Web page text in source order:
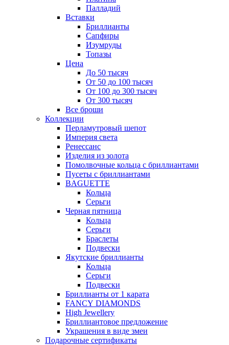
Палладий
Вставки
Бриллианты
Сапфиры
Изумруды
Топазы
Цена
До 50 тысяч
От 50 до 100 тысяч
От 100 до 300 тысяч
От 300 тысяч
Все броши
Коллекции
Перламутровый шепот
Империя света
Ренессанс
Изделия из золота
Помолвочные кольца с бриллиантами
Пусеты с бриллиантами
BAGUETTE
Кольца
Серьги
Черная пятница
Кольца
Серьги
Браслеты
Подвески
Якутские бриллианты
Кольца
Серьги
Подвески
Бриллианты от 1 карата
FANCY DIAMONDS
High Jewellery
Бриллиантовое предложение
Украшения в виде змеи
Подарочные сертификаты